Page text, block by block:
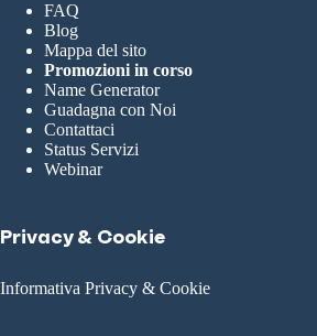
FAQ
Blog
Mappa del sito
Promozioni in corso
Name Generator
Guadagna con Noi
Contattaci
Status Servizi
Webinar
Privacy & Cookie
Informativa Privacy & Cookie